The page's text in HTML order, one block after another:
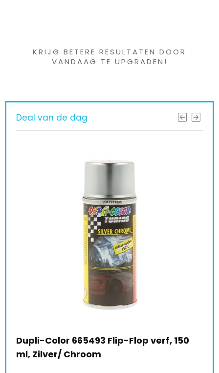
KRIJG BETERE RESULTATEN DOOR
VANDAAG TE UPGRADEN!
Deal van de dag
Colormatic 231650 CM 2K transparante
laag met hardenmiddel, 200 ml,